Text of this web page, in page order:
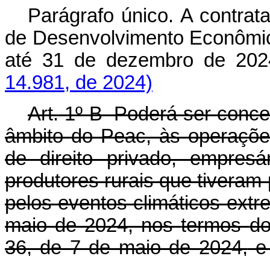
Parágrafo único. A
de Desenvolvimento
até 31 de dezembro
14.981, de 2024)
Art. 1º-B Poderá ser
âmbito do Peac, às
de direito privado,
produtores rurais que
pelos eventos climáticos
maio de 2024, nostermos
36, de 7 de maio de 2024,e